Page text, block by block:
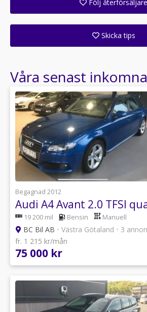
reserverar oss för eventuella
Följ återförsäljare
Skicka tips
Våra senast
Begagnad 2012
19 200 mil Bensin Manuell
BC Bil AB • Västra Götaland • 3
fr. 1 215 kr/mån
75 000 kr